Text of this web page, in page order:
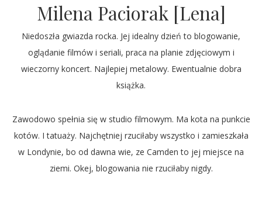
Milena Paciorak [Lena]
Niedoszła gwiazda rocka. Jej idealny dzień to blogowanie,
oglądanie filmów i seriali, praca na planie zdjęciowym i
wieczorny koncert. Najlepiej metalowy. Ewentualnie dobra
książka.
Zawodowo spełnia się w studio filmowym. Ma kota na punkcie
kotów. I tatuaży. Najchętniej rzuciłaby wszystko i zamieszkała
w Londynie, bo od dawna wie, ze Camden to jej miejsce na
ziemi. Okej, blogowania nie rzuciłaby nigdy.